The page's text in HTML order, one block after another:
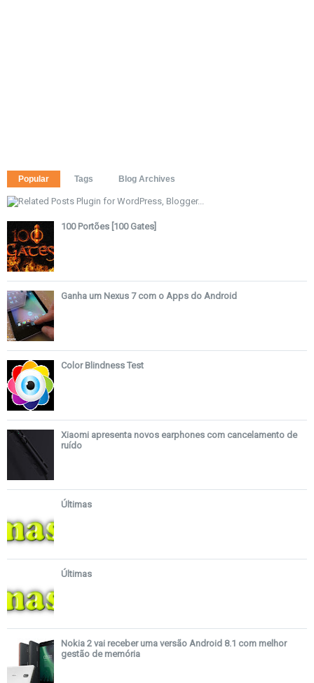
Popular Tags Blog Archives
100 Portões [100 Gates]
Ganha um Nexus 7 com o Apps do Android
Color Blindness Test
Xiaomi apresenta novos earphones com cancelamento de
ruído
Últimas
Últimas
Nokia 2 vai receber uma versão Android 8.1 com melhor
gestão de memória